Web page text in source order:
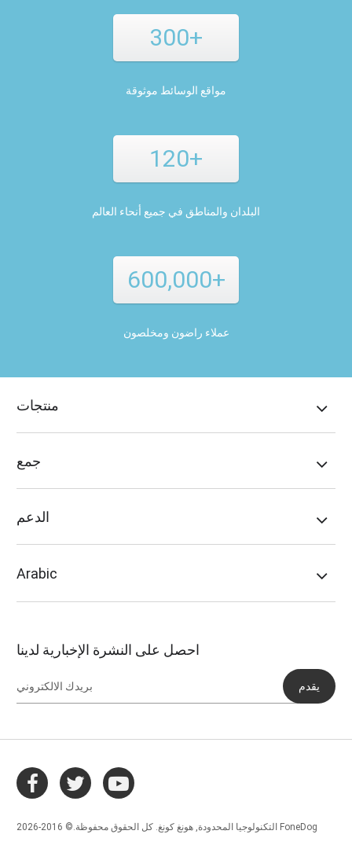
300+
مواقع الوسائط موثوقة
120+
البلدان والمناطق في جميع أنحاء العالم
600,000+
عملاء راضون ومخلصون
منتجات
جمع
الدعم
Arabic
احصل على النشرة الإخبارية لدينا
يقدم
التكنولوجيا المحدودة, هونغ كونغ. كل الحقوق محفوظة.© 2016-2026 FoneDog